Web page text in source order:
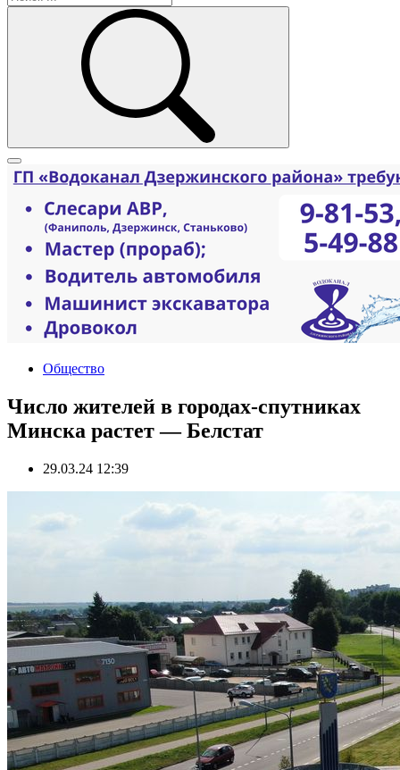
Общество
Число жителей в городах-спутниках
Минска растет — Белстат
29.03.24 12:39